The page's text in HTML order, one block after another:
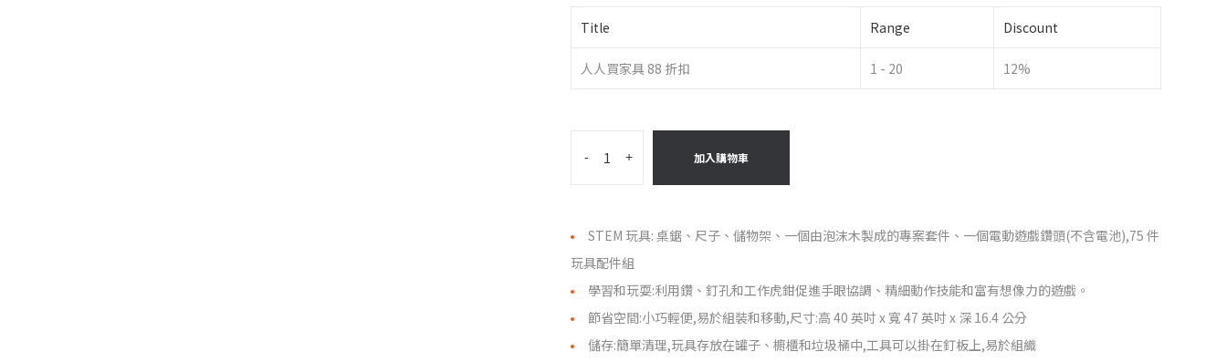
Title Range Discount
人人買家具 88 折扣 1 - 20 12%
- + 加入購物車
STEM 玩具: 桌鋸、尺子、儲物架、一個由泡沫木製成的專案套件、一個電動遊戲鑽頭(不含電池),75 件
玩具配件組
學習和玩耍:利用鑽、釘孔和工作虎鉗促進手眼協調、精細動作技能和富有想像力的遊戲。
節省空間:小巧輕便,易於組裝和移動,尺寸:高 40 英吋 x 寬 47 英吋 x 深 16.4 公分
儲存:簡單清理,玩具存放在罐子、櫥櫃和垃圾桶中,工具可以掛在釘板上,易於組織